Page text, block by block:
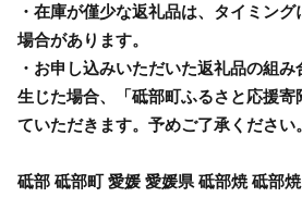
・在庫が僅少な返礼品は、タイミン
場合があります。
・お申し込みいただいた返礼品の組
生じた場合、「砥部町ふるさと応援
ていただきます。予めご了承ください。
砥部 砥部町 愛媛 愛媛県 砥部焼 砥部